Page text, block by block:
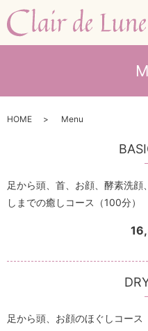
HOME Menu
足から頭、首、お顔、酵素洗
しまでの癒しコース（100分）
足から頭、お顔のほぐしコース